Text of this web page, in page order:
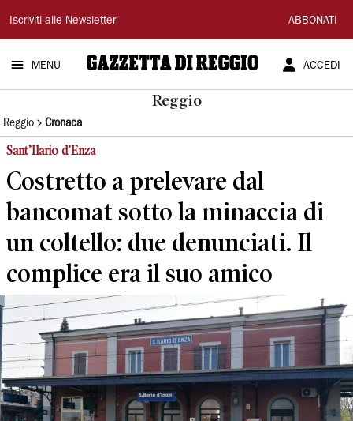
Gazzetta
di
Reggio
Iscriviti alle Newsletter ABBONATI
MENU ACCEDI
Reggio
Reggio Cronaca
Sant’Ilario d’Enza
Costretto a prelevare dal
bancomat sotto la minaccia di
un coltello: due denunciati. Il
complice era il suo amico